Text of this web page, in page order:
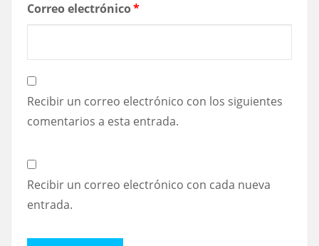
Correo electrónico*
Recibir un correo electrónico con los siguientes
comentarios a esta entrada.
Recibir un correo electrónico con cada nueva
entrada.